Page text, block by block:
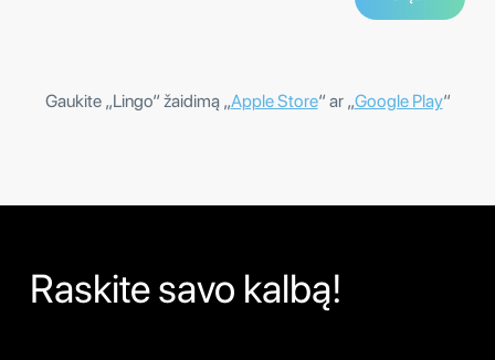
Gaukite „Lingo“ žaidimą „Apple Store“ ar „Google Play“
Raskite savo kalbą!